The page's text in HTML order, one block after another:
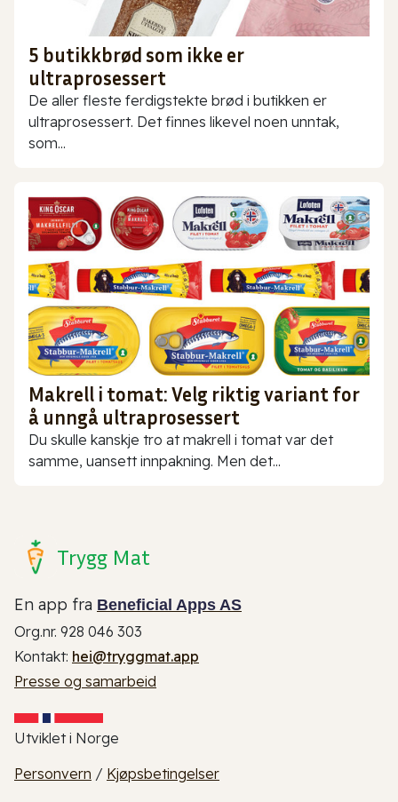
5 butikkbrød som ikke er
ultraprosessert
De aller fleste ferdigstekte brød i butikken er
ultraprosessert. Det finnes likevel noen unntak,
som...
Makrell i tomat: Velg riktig variant for
å unngå ultraprosessert
Du skulle kanskje tro at makrell i tomat var det
samme, uansett innpakning. Men det...
Trygg Mat
En app fra Beneficial Apps AS
Org.nr. 928 046 303
Kontakt: hei@tryggmat.app
Presse og samarbeid
Utviklet i Norge
Personvern / Kjøpsbetingelser